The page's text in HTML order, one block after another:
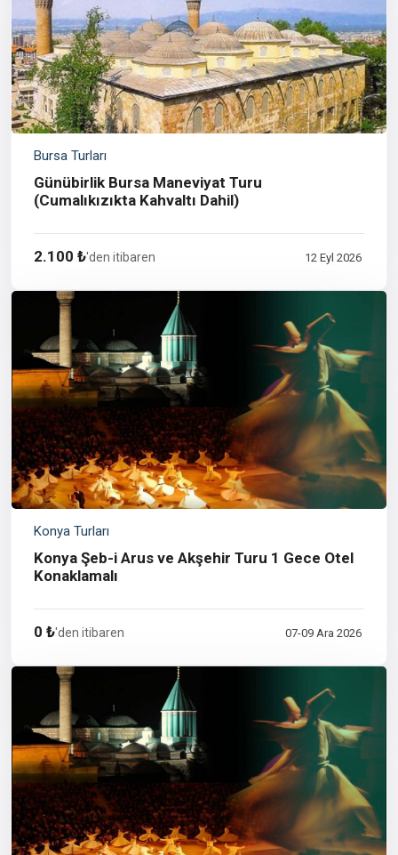
Bursa Turları
Günübirlik Bursa Maneviyat Turu
(Cumalıkızıkta Kahvaltı Dahil)
2.100 ₺'den itibaren 12 Eyl 2026
Konya Turları
Konya Şeb-i Arus ve Akşehir Turu 1 Gece Otel
Konaklamalı
0 ₺'den itibaren 07-09 Ara 2026